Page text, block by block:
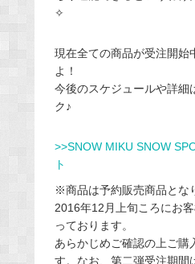
✧
現在全ての商品が受注開始
よ！
今後のスケジュールや詳細
ク♪
>>SNOW MIKU SNOW
ト
※商品は予約販売商品とな
2016年12月上旬ころにお
っております。
あらかじめご確認の上ご購
す。なお、第二弾受注期間